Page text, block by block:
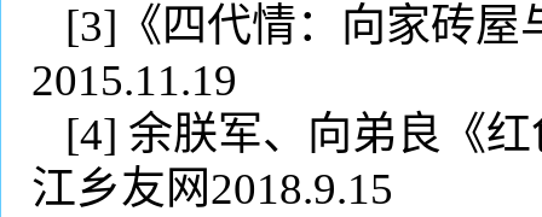
[3] 《四代情：向家砖
2015.11.19
[4] 余朕军、向弟良《
江乡友网2018.9.15